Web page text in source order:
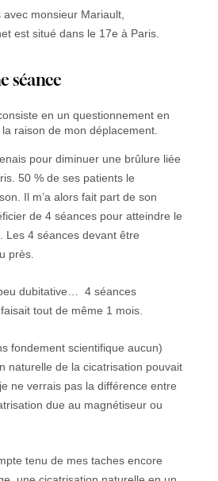
monsieur Mariault,
est situé dans le 17e à Paris.
séance
en un questionnement en
raison de mon déplacement.
pour diminuer une brûlure liée
50 % de ses patients le
Il m’a alors fait part de son
de 4 séances pour atteindre le
Les 4 séances devant être
près.
dubitative… 4 séances
tout de même 1 mois.
fondement scientifique aucun)
naturelle de la cicatrisation pouvait
ne verrais pas la différence entre
due au magnétiseur ou
tenu de mes taches encore